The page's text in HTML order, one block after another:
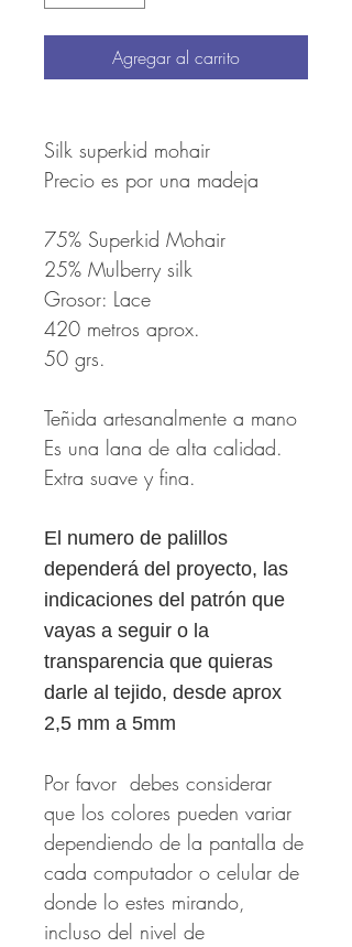
Agregar al carrito
Silk superkid mohair
Precio es por una madeja
75% Superkid Mohair
25% Mulberry silk
Grosor: Lace
420 metros aprox.
50 grs.
Teñida artesanalmente a mano
Es una lana de alta calidad.
Extra suave y fina.
El numero de palillos
dependerá del proyecto, las
indicaciones del patrón que
vayas a seguir o la
transparencia que quieras
darle al tejido, desde aprox
2,5 mm a 5mm
Por favor debes considerar
que los colores pueden variar
dependiendo de la pantalla de
cada computador o celular de
donde lo estes mirando,
incluso del nivel de